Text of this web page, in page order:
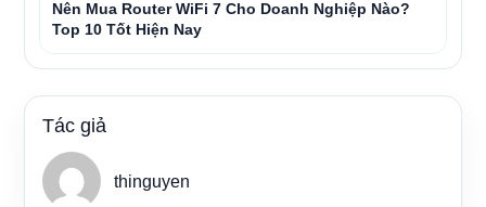
Nên Mua Router WiFi 7 Cho Doanh Nghiệp Nào?
Top 10 Tốt Hiện Nay
Tác giả
thinguyen